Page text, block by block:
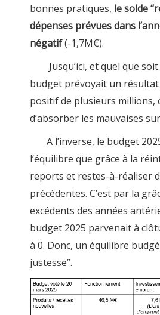
bonnes pratiques, le solde
dépenses prévues dans
négatif(-1,7M€).
Jusqu’ici, et quel que soit
budget prévoyait un
positif de plusieurs millions,
d’absorber les mauvaises
A l’inverse, le budget
l’équilibre que grâce à la
reports et restes-à-réaliser
précédentes. C’est par la
excédents des années
budget 2025 parvenait à
à 0. Donc, un équilibre
justesse”.